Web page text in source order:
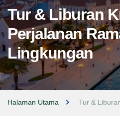
Tur & Liburan
Perjalanan
Lingkungan
Halaman Utama Tur &